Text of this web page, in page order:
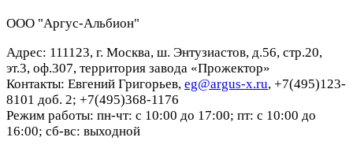
ООО "Аргус-Альбион"
Адрес: 111123, г. Москва, ш. Энтузиастов, д.56, стр.20,
эт.3, оф.307, территория завода «Прожектор»
Контакты: Евгений Григорьев, eg@argus-x.ru, +7(495)123-
8101 доб. 2; +7(495)368-1176
Режим работы: пн-чт: с 10:00 до 17:00; пт: с 10:00 до
16:00; сб-вс: выходной